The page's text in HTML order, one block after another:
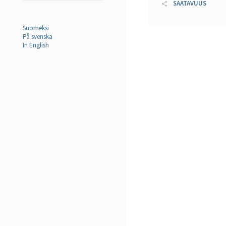
Suomeksi
På svenska
In English
SAATAVUUS